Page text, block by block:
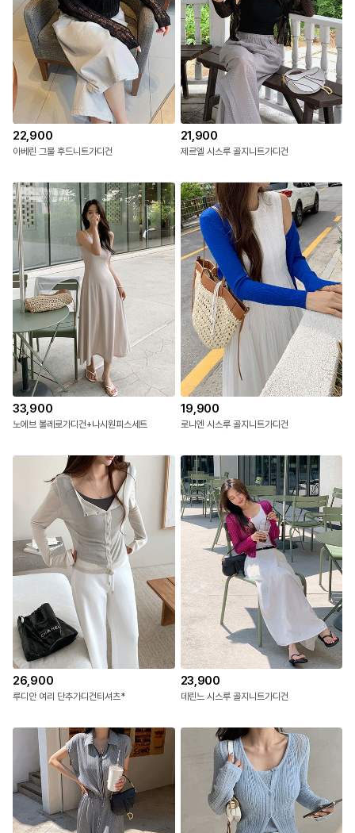
22,900
아베린 그물 후드니트가디건
21,900
제르엘 시스루 골지니트가디건
33,900
노에브 볼레로가디건+나시원피스세트
19,900
로니엔 시스루 골지니트가디건
26,900
루디안 여리 단추가디건티셔츠*
23,900
데린느 시스루 골지니트가디건